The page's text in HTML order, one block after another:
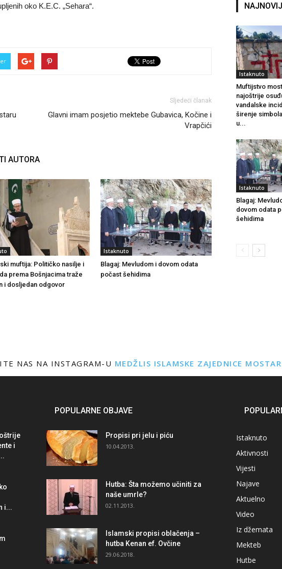
oko K.E.C. „Sehara“.
Sljedeći članak
Glavni imam posjetio mektebe Gubavica, Kočine i
Vrapčići
AUTORA
muftija: Političko nasilje i
prema Bošnjacima traže
i dosljedan odgovor
Istaknuto
Blagaj: Mevludom i dovom odata
počast šehidima
Istaknuto
Muftijstvo
najoštrije
vandalske
širenje
u...
Istaknuto
Blagaj:
dovom odata
šehidima
NAS NA INSTAGRAM-U MEDŽLIS ISLAMSKE ZAJEDNICE MOSTAR
i
i...
POPULARNE OBJAVE
Propisi pri jelu i piću
10.04.2013.
Hutba: Šta možemo učiniti za
naše umrle?
02.11.2013.
Islamski propisi oblačenja –
hutba Kenan ef. Ovčine
29.06.2018.
Istaknuto
Aktivnosti
Vijesti
Najave
Aktuelno
Video
Iz džemata
Mekteb
Hutbe